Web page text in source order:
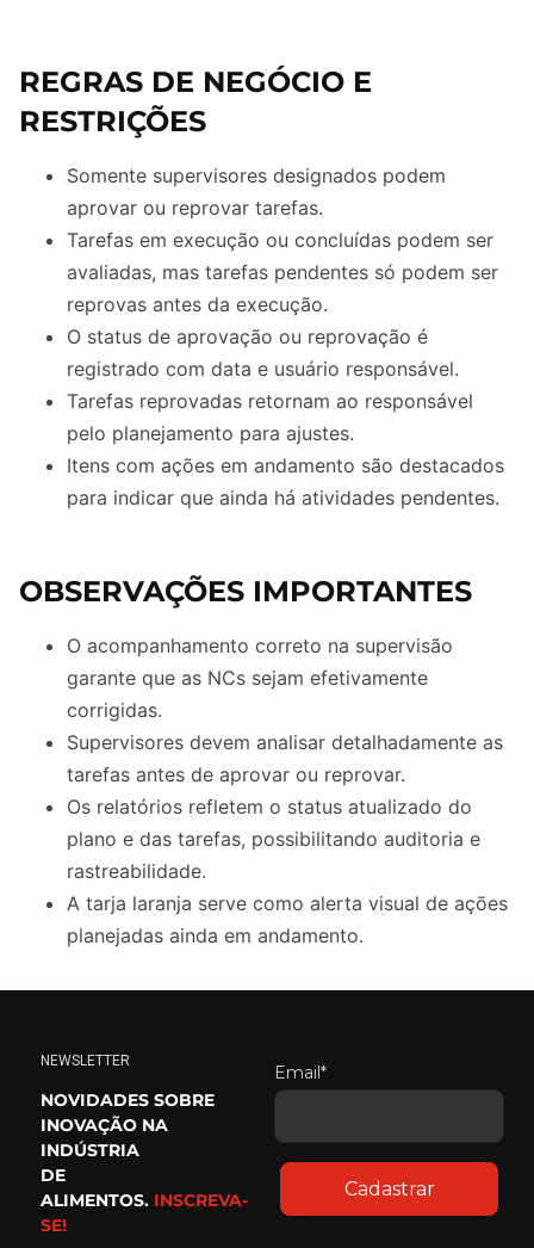
REGRAS DE NEGÓCIO E
RESTRIÇÕES
Somente supervisores designados podem
aprovar ou reprovar tarefas.
Tarefas em execução ou concluídas podem ser
avaliadas, mas tarefas pendentes só podem ser
reprovas antes da execução.
O status de aprovação ou reprovação é
registrado com data e usuário responsável.
Tarefas reprovadas retornam ao responsável
pelo planejamento para ajustes.
Itens com ações em andamento são destacados
para indicar que ainda há atividades pendentes.
OBSERVAÇÕES IMPORTANTES
O acompanhamento correto na supervisão
garante que as NCs sejam efetivamente
corrigidas.
Supervisores devem analisar detalhadamente as
tarefas antes de aprovar ou reprovar.
Os relatórios refletem o status atualizado do
plano e das tarefas, possibilitando auditoria e
rastreabilidade.
A tarja laranja serve como alerta visual de ações
planejadas ainda em andamento.
NEWSLETTER
NOVIDADES SOBRE
INOVAÇÃO NA
INDÚSTRIA
DE
ALIMENTOS. INSCREVA-
SE!
Email*
Cadastrar